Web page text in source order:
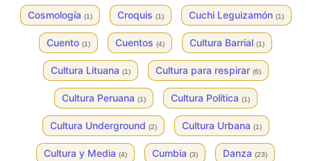
Cosmología (1) Croquis (1) Cuchi Leguizamón (1)
Cuento (1) Cuentos (4) Cultura Barrial (1)
Cultura Lituana (1) Cultura para respirar (6)
Cultura Peruana (1) Cultura Política (1)
Cultura Underground (2) Cultura Urbana (1)
Cultura y Media (4) Cumbia (3) Danza (23)